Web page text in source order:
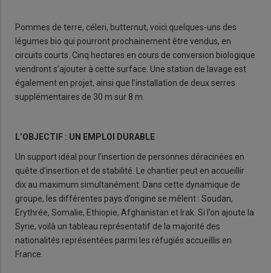
Pommes de terre, céleri, butternut, voici quelques-uns des
légumes bio qui pourront prochainement être vendus, en
circuits courts. Cinq hectares en cours de conversion biologique
viendront s’ajouter à cette surface. Une station de lavage est
également en projet, ainsi que l’installation de deux serres
supplémentaires de 30 m sur 8 m.
L’OBJECTIF : UN EMPLOI DURABLE
Un support idéal pour l’insertion de personnes déracinées en
quête d’insertion et de stabilité. Le chantier peut en accueillir
dix au maximum simultanément. Dans cette dynamique de
groupe, les différentes pays d’origine se mêlent : Soudan,
Erythrée, Somalie, Ethiopie, Afghanistan et Irak. Si l’on ajoute la
Syrie, voilà un tableau représentatif de la majorité des
nationalités représentées parmi les réfugiés accueillis en
France.